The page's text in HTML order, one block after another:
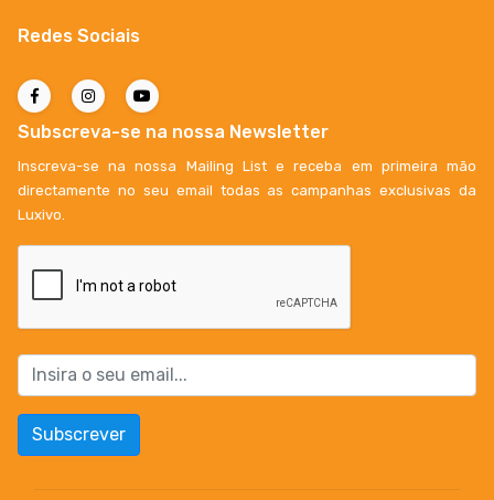
Redes Sociais
Subscreva-se na nossa Newsletter
Inscreva-se na nossa Mailing List e receba em primeira mão
directamente no seu email todas as campanhas exclusivas da
Luxivo.
Subscrever